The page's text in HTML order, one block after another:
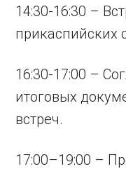
14:30-16:30 –
прикаспийских
16:30-17:00 –
итоговых
встреч.
17:00–19:00 –